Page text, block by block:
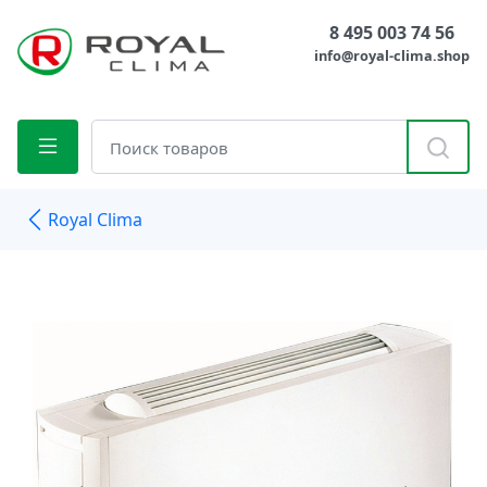
8 495 003 74 56
info@royal-clima.shop
Royal Clima